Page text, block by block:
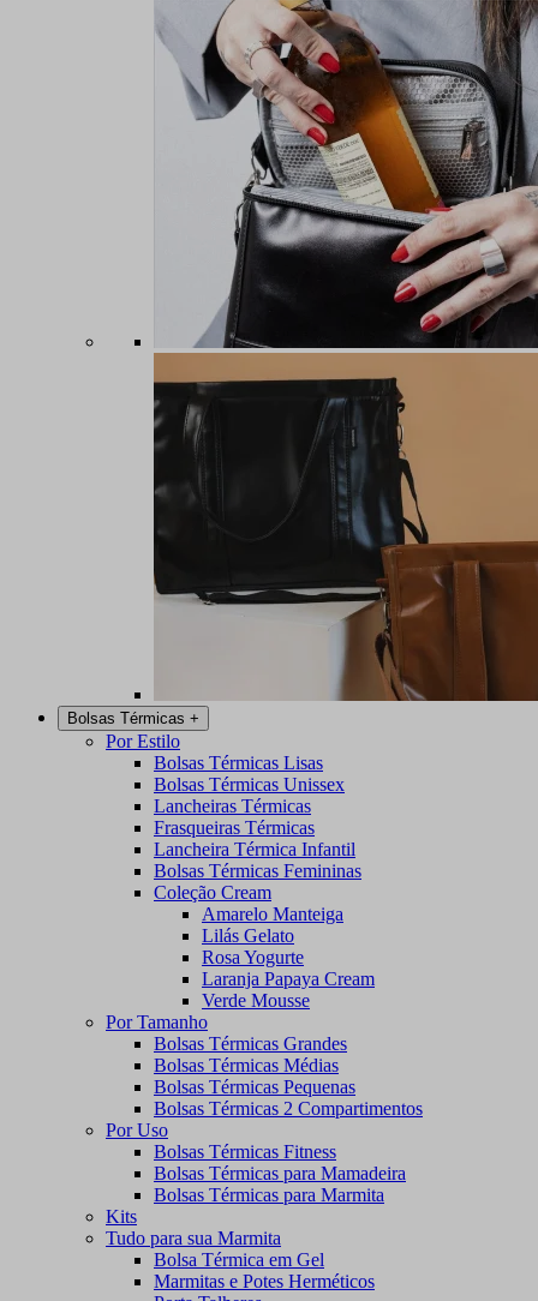
Bolsas Térmicas +
Por Estilo
Bolsas Térmicas Lisas
Bolsas Térmicas Unissex
Lancheiras Térmicas
Frasqueiras Térmicas
Lancheira Térmica Infantil
Bolsas Térmicas Femininas
Coleção Cream
Amarelo Manteiga
Lilás Gelato
Rosa Yogurte
Laranja Papaya Cream
Verde Mousse
Por Tamanho
Bolsas Térmicas Grandes
Bolsas Térmicas Médias
Bolsas Térmicas Pequenas
Bolsas Térmicas 2 Compartimentos
Por Uso
Bolsas Térmicas Fitness
Bolsas Térmicas para Mamadeira
Bolsas Térmicas para Marmita
Kits
Tudo para sua Marmita
Bolsa Térmica em Gel
Marmitas e Potes Herméticos